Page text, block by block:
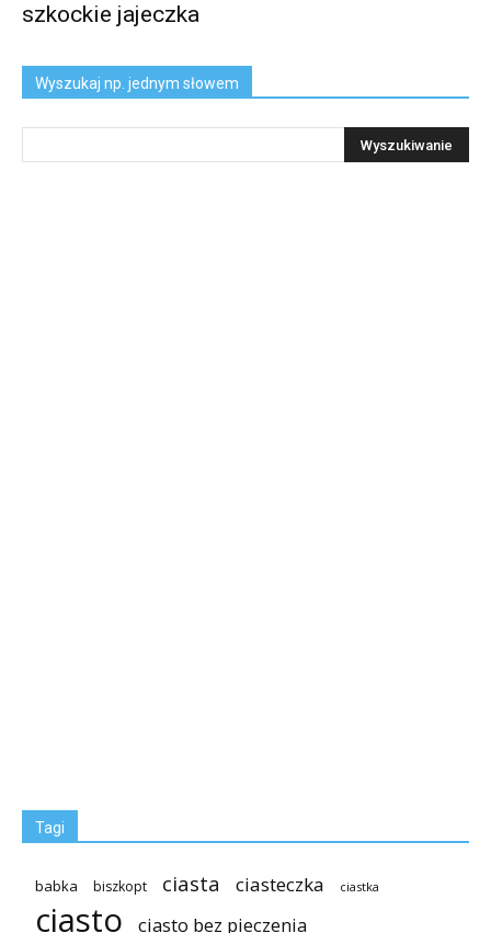
szkockie jajeczka
Wyszukaj np. jednym słowem
Tagi
babka biszkopt ciasta ciasteczka ciastka
ciasto ciasto bez pieczenia